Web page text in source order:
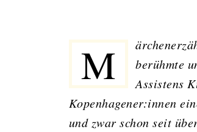
Märchenerzähler Hans Christian Andersen und viele andere
berühmte
Assistens
Kopenhagener:innen
und zwar schon seit